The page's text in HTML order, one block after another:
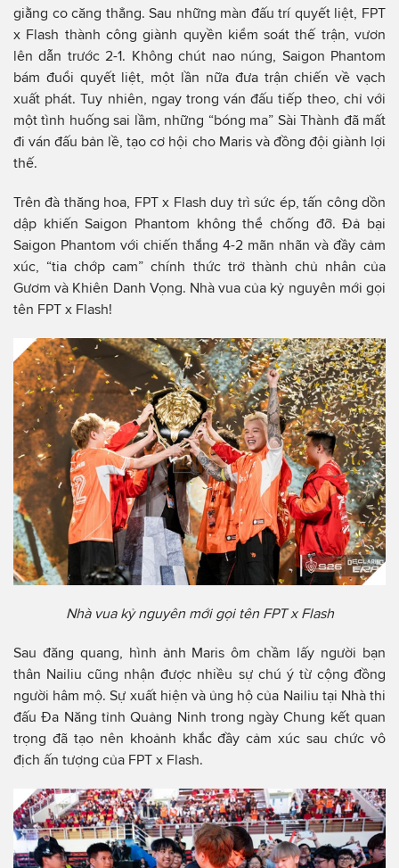
giằng co căng thẳng. Sau những màn đấu trí quyết liệt, FPT
x Flash thành công giành quyền kiểm soát thế trận, vươn
lên dẫn trước 2-1. Không chút nao núng, Saigon Phantom
bám đuổi quyết liệt, một lần nữa đưa trận chiến về vạch
xuất phát. Tuy nhiên, ngay trong ván đấu tiếp theo, chỉ với
một tình huống sai lầm, những “bóng ma” Sài Thành đã mất
đi ván đấu bản lề, tạo cơ hội cho Maris và đồng đội giành lợi
thế.
Trên đà thăng hoa, FPT x Flash duy trì sức ép, tấn công dồn
dập khiến Saigon Phantom không thể chống đỡ. Đả bại
Saigon Phantom với chiến thắng 4-2 mãn nhãn và đầy cảm
xúc, “tia chớp cam” chính thức trở thành chủ nhân của
Gươm và Khiên Danh Vọng. Nhà vua của kỷ nguyên mới gọi
tên FPT x Flash!
Nhà vua kỷ nguyên mới gọi tên FPT x Flash
Sau đăng quang, hình ảnh Maris ôm chầm lấy người bạn
thân Nailiu cũng nhận được nhiều sự chú ý từ cộng đồng
người hâm mộ. Sự xuất hiện và ủng hộ của Nailiu tại Nhà thi
đấu Đa Năng tỉnh Quảng Ninh trong ngày Chung kết quan
trọng đã tạo nên khoảnh khắc đầy cảm xúc sau chức vô
địch ấn tượng của FPT x Flash.